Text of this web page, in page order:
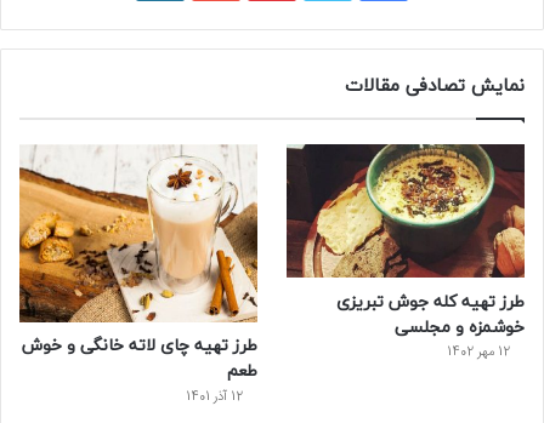
ی
س
ب
و
ک
و
ی
ر
ی
ت
ر
ی
س
ت
و
ی
و
ب
ر
پ
ر
س
نمایش تصادفی مقالات
طرز تهیه کله‌ جوش تبریزی
خوشمزه و مجلسی
12 مهر 1402
طرز تهیه چای لاته خانگی و خوش
طعم
12 آذر 1401